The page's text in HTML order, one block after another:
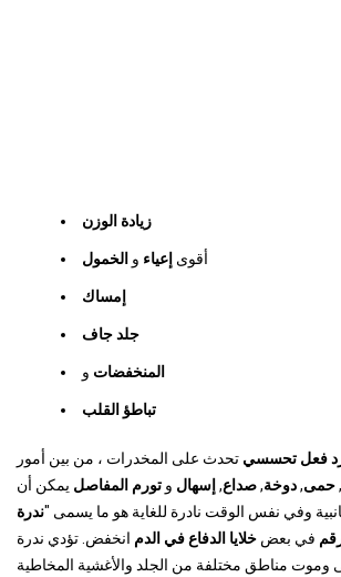
زيادة الوزن
أقوى إعياء و الخمول
إمساك
جلد جاف
المنخفضات و
تباطؤ القلب
فعل تحسسي تحدث على المخدرات ، من بين أمور
,حمى,دوخة,صداع, إسهال و تورم المفاصل يمكن أن
وفي نفس الوقت نادرة للغاية هو ما يسمى "ندرة
في بعض خلايا الدفاع في الدم انخفض. تؤدي ندرة
وموت مناطق مختلفة من الجلد والأغشية المخاطية